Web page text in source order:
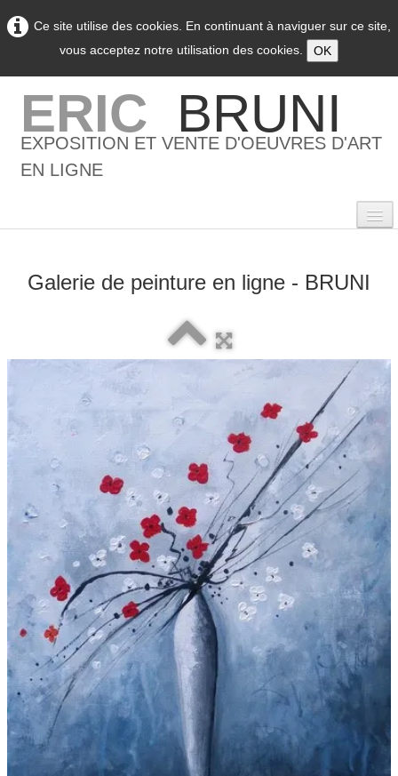
Ce site utilise des cookies. En continuant à naviguer sur ce site,
vous acceptez notre utilisation des cookies.
OK
ERIC BRUNI
EXPOSITION ET VENTE D'OEUVRES D'ART
EN LIGNE
0
L'artiste
▼
Boutique
Contact
Newsletter
BLOG
Français
Galerie de peinture en ligne - BRUNI